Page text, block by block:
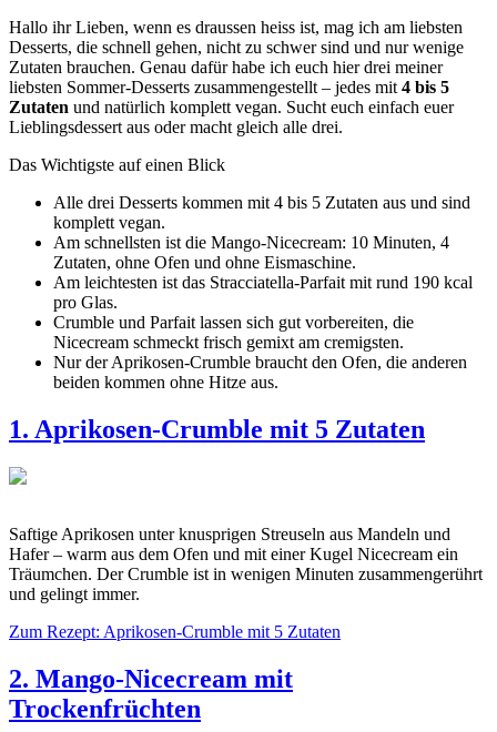
Hallo ihr Lieben, wenn es draussen heiss ist, mag ich am liebsten
Desserts, die schnell gehen, nicht zu schwer sind und nur wenige
Zutaten brauchen. Genau dafür habe ich euch hier drei meiner
liebsten Sommer-Desserts zusammengestellt – jedes mit 4 bis 5
Zutaten und natürlich komplett vegan. Sucht euch einfach euer
Lieblingsdessert aus oder macht gleich alle drei.
Das Wichtigste auf einen Blick
Alle drei Desserts kommen mit 4 bis 5 Zutaten aus und sind
komplett vegan.
Am schnellsten ist die Mango-Nicecream: 10 Minuten, 4
Zutaten, ohne Ofen und ohne Eismaschine.
Am leichtesten ist das Stracciatella-Parfait mit rund 190 kcal
pro Glas.
Crumble und Parfait lassen sich gut vorbereiten, die
Nicecream schmeckt frisch gemixt am cremigsten.
Nur der Aprikosen-Crumble braucht den Ofen, die anderen
beiden kommen ohne Hitze aus.
1. Aprikosen-Crumble mit 5 Zutaten
Saftige Aprikosen unter knusprigen Streuseln aus Mandeln und
Hafer – warm aus dem Ofen und mit einer Kugel Nicecream ein
Träumchen. Der Crumble ist in wenigen Minuten zusammengerührt
und gelingt immer.
Zum Rezept: Aprikosen-Crumble mit 5 Zutaten
2. Mango-Nicecream mit
Trockenfrüchten